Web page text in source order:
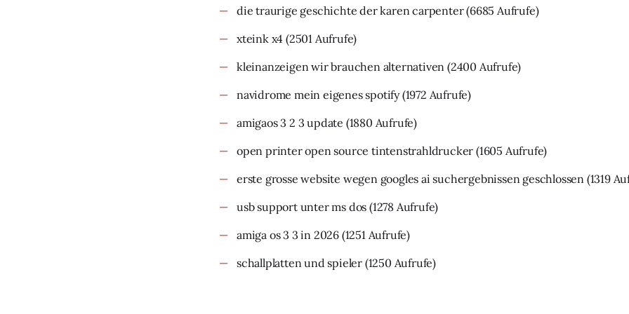
die traurige geschichte der karen carpenter(6685 Aufrufe)
xteink x4 (2501 Aufrufe)
kleinanzeigen wir brauchen alternativen (2400 Aufrufe)
navidrome mein eigenes spotify(1972 Aufrufe)
amigaos 3 2 3 update (1880 Aufrufe)
open printer open source tintenstrahldrucker (1605 Aufrufe)
erste grosse website wegen googles ai suchergebnissen geschlossen (1319
usb support unter ms dos (1278 Aufrufe)
amiga os 3 3 in 2026 (1251 Aufrufe)
schallplatten und spieler (1250 Aufrufe)